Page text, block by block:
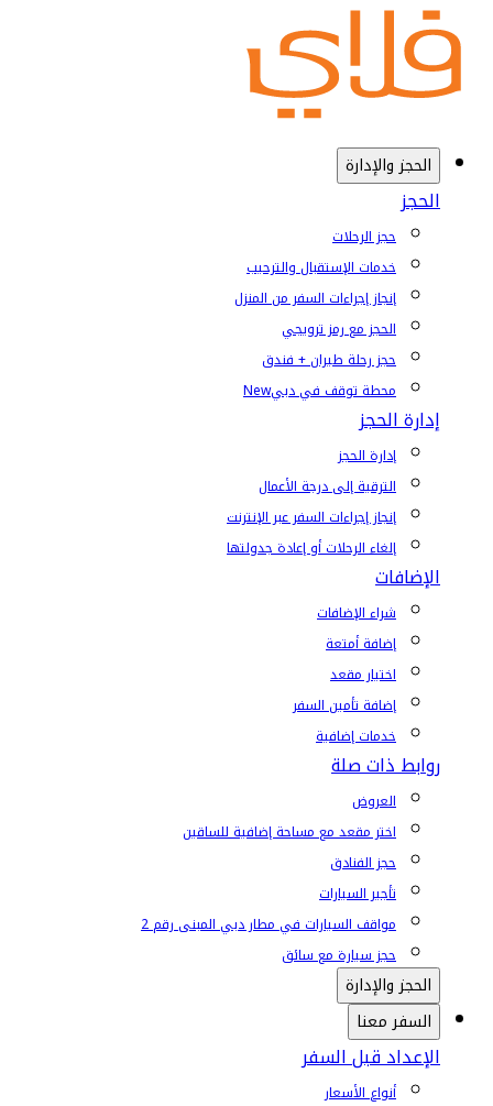
الحجز والإدارة
الحجز
حجز الرحلات
خدمات الإستقبال والترحيب
إنجاز إجراءات السفر من المنزل
الحجز مع رمز ترويجي
حجز رحلة طيران + فندق
محطة توقف في دبيNew
إدارة الحجز
إدارة الحجز
الترقية إلى درجة الأعمال
إنجاز إجراءات السفر عبر الإنترنت
إلغاء الرحلات أو إعادة جدولتها
الإضافات
شراء الإضافات
إضافة أمتعة
اختيار مقعد
إضافة تأمين السفر
خدمات إضافية
روابط ذات صلة
العروض
اختر مقعد مع مساحة إضافية للساقين
حجز الفنادق
تأجير السيارات
مواقف السيارات في مطار دبي المبنى رقم 2
حجز سيارة مع سائق
الحجز والإدارة
السفر معنا
الإعداد قبل السفر
أنواع الأسعار